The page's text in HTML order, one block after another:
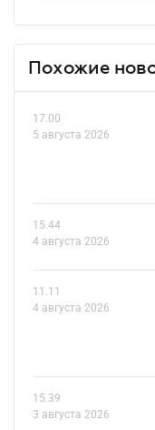
Похожие
17.00
5 августа 2026
15.44
4 августа 2026
11.11
4 августа 2026
15.39
3 августа 2026